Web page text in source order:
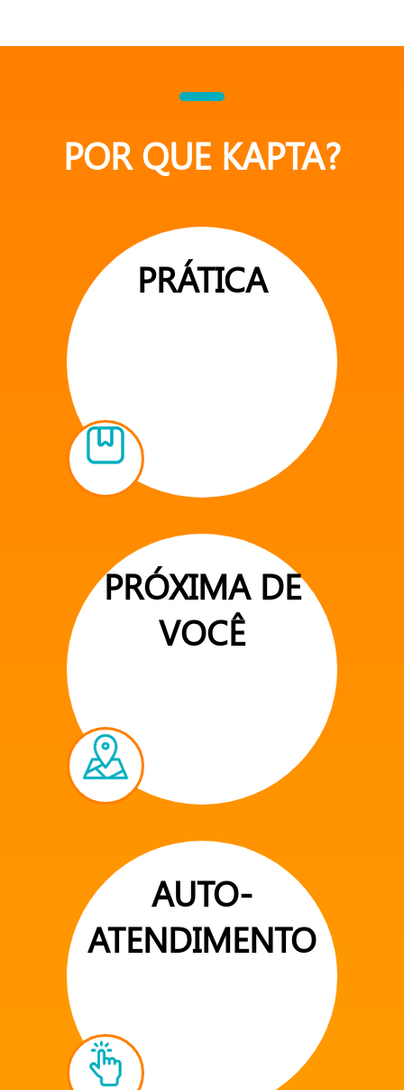
POR QUE KAPTA?
PRÁTICA
PRÓXIMA DE
VOCÊ
AUTO-
ATENDIMENTO